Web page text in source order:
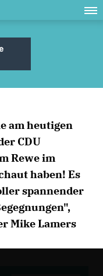
am heutigen
CDU
Rewe im
haben! Es
spannender
Mike Lamers